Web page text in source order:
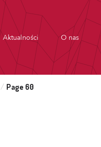
Aktualności O nas
/ Page 60